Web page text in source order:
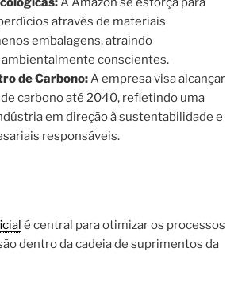
através de materiais
embalagens, atraindo
conscientes.
de Carbono:A empresa visa alcançar
carbono até 2040, refletindo uma
em direção à sustentabilidade e
responsáveis.
é central para otimizar os processos
dentro da cadeia de suprimentos da